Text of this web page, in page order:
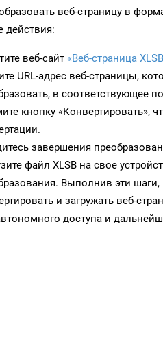
веб-страницу в
действия:
веб-сайт «Веб-страница
URL-адрес веб-страницы,
в соответствующее
кнопку «Конвертировать»,
завершения
файл XLSB на свое
Выполнив эти
и загружать веб-
доступа и